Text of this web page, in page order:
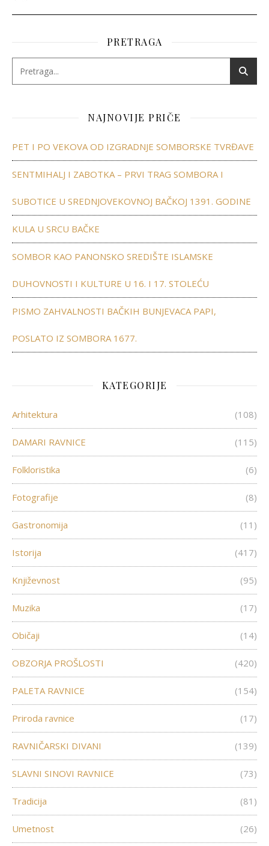
PRETRAGA
NAJNOVIJE PRIČE
PET I PO VEKOVA OD IZGRADNJE SOMBORSKE TVRĐAVE
SENTMIHALJ I ZABOTKA – PRVI TRAG SOMBORA I
SUBOTICE U SREDNJOVEKOVNOJ BAČKOJ 1391. GODINE
KULA U SRCU BAČKE
SOMBOR KAO PANONSKO SREDIŠTE ISLAMSKE
DUHOVNOSTI I KULTURE U 16. I 17. STOLEĆU
PISMO ZAHVALNOSTI BAČKIH BUNJEVACA PAPI,
POSLATO IZ SOMBORA 1677.
KATEGORIJE
Arhitektura (108)
DAMARI RAVNICE (115)
Folkloristika (6)
Fotografije (8)
Gastronomija (11)
Istorija (417)
Književnost (95)
Muzika (17)
Običaji (14)
OBZORJA PROŠLOSTI (420)
PALETA RAVNICE (154)
Priroda ravnice (17)
RAVNIČARSKI DIVANI (139)
SLAVNI SINOVI RAVNICE (73)
Tradicija (81)
Umetnost (26)